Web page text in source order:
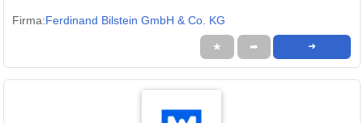
Firma:Ferdinand Bilstein GmbH & Co. KG
★ ➦ ➜